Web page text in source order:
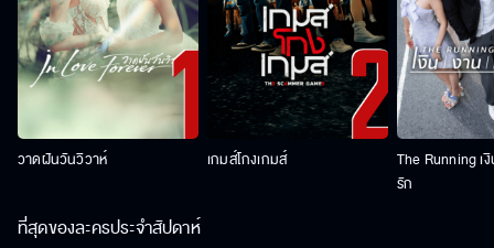
วาดฝันวันวิวาห์ เกมส์โกงเกมส์
The Running เ
รัก
ที่สุดของละครประจำสัปดาห์